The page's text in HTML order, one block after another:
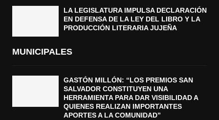
LA LEGISLATURA IMPULSA DECLARACIÓN
EN DEFENSA DE LA LEY DEL LIBRO Y LA
PRODUCCIÓN LITERARIA JUJEÑA
MUNICIPALES
GASTÓN MILLÓN: “LOS PREMIOS SAN
SALVADOR CONSTITUYEN UNA
HERRAMIENTA PARA DAR VISIBILIDAD A
QUIENES REALIZAN IMPORTANTES
APORTES A LA COMUNIDAD”